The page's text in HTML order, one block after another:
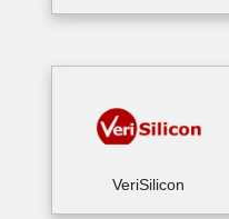
VeriSilicon